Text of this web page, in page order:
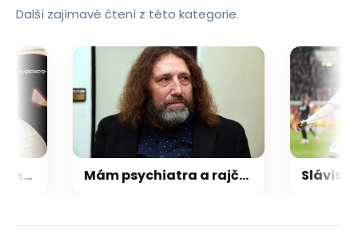
Další zajímavé čtení z této kategorie.
Student vymyslel online tržiště pro zahrádkáře. Obchoduje se napřímo a bez provizí Mám psychiatra a rajčata. Po zabití soudí expolitika za podvod, chce podmínku